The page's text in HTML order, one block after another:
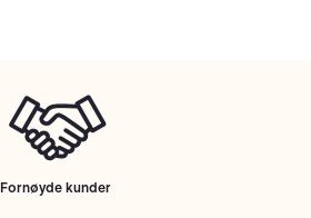
Fornøyde kunder